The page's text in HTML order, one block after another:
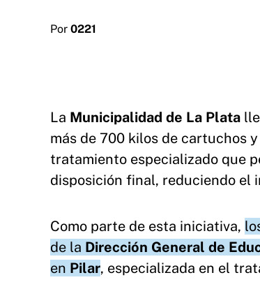
Por 0221
La Municipalidad de La Plata
más de 700 kilos de cartuchos
tratamiento especializado que
disposición final, reduciendo el
Como parte de esta iniciativa,
de la Dirección General de
en Pilar, especializada en el